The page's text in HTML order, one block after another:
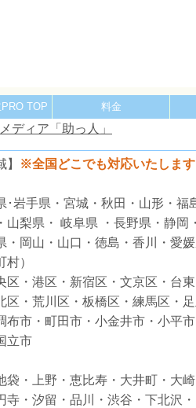
TOP 料金
ディア「助っ人」
※全国どこでも対応いたします
･岩手県・宮城・秋田・山形・
山梨県・ 岐阜県 ・長野県・静
・岡山・山口・徳島・香川・愛
村）
区・港区・新宿区・文京区・台
区・荒川区・板橋区・練馬区・
布市・町田市・小金井市・小平
立市
袋・上野・恵比寿・大井町・大
寺・汐留・品川・渋谷・下北沢